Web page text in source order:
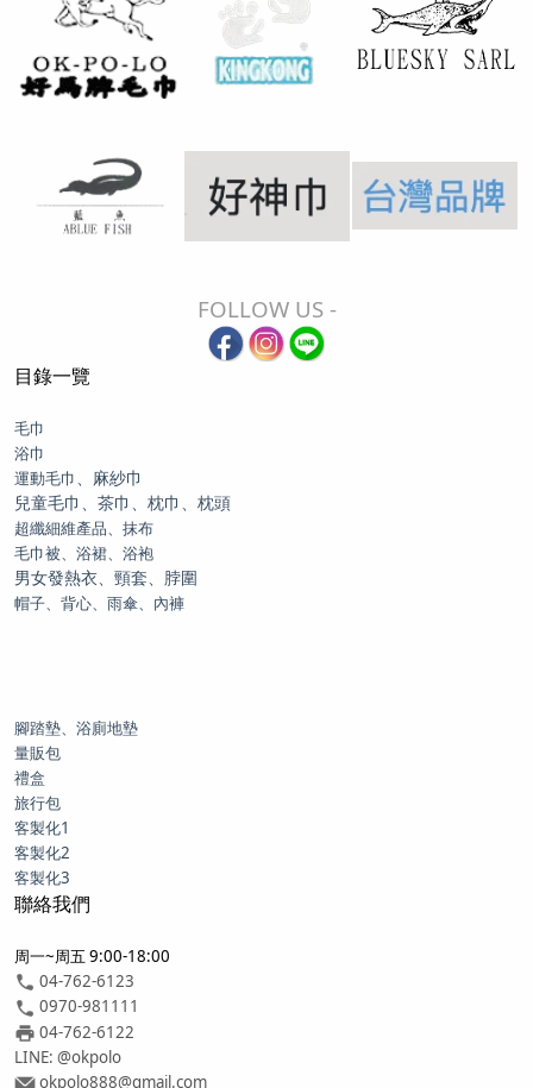
FOLLOW US -
目錄一覽
毛巾
浴巾
運動毛巾
、麻紗巾
兒童毛巾、茶巾、枕巾、枕頭
超纖細維產品、抹布
毛巾被、浴裙、浴袍
男女發熱衣、頸套、脖圍
帽子、背心、雨傘、內褲
腳踏墊、浴廁地墊
量販包
禮盒
旅行包
客製化1
客製化2
客製化3
聯絡我們
周一~周五 9:00-18:00
04-762-6123
0970-981111
04-762-6122
LINE: @okpolo
okpolo888@gmail.com